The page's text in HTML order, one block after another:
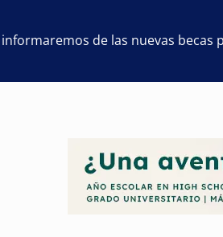
de las nuevas becas